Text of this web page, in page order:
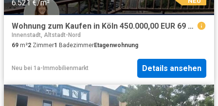
6.521 €/m²
Wohnung zum Kaufen in Köln 450.000,00 EUR 69 m²
Innenstadt, Altstadt-Nord
69 m²2 Zimmer1 BadezimmerEtagenwohnung
Neu bei 1a-Immobilienmarkt Details ansehen